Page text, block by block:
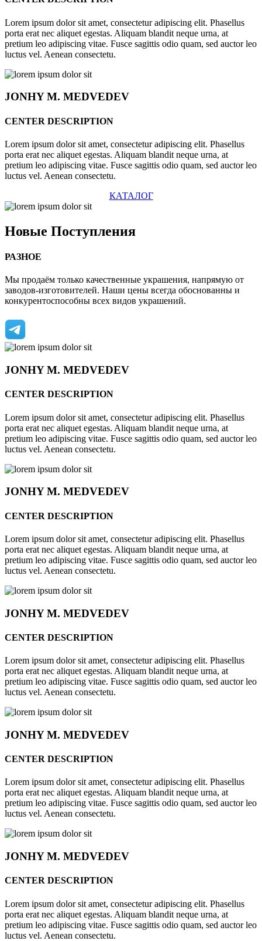
Lorem ipsum dolor sit amet, consectetur adipiscing elit. Phasellus
porta erat nec aliquet egestas. Aliquam blandit neque urna, at
pretium leo adipiscing vitae. Fusce sagittis odio quam, sed auctor leo
luctus vel. Aenean consectetu.
JONHYM. MEDVEDEV
CENTER DESCRIPTION
Lorem ipsum dolor sit amet, consectetur adipiscing elit. Phasellus
porta erat nec aliquet egestas. Aliquam blandit neque urna, at
pretium leo adipiscing vitae. Fusce sagittis odio quam, sed auctor leo
luctus vel. Aenean consectetu.
КАТАЛОГ
Новые Поступления
РАЗНОЕ
Мы продаём только качественные украшения, напрямую от
заводов-изготовителей. Наши цены всегда обоснованны и
конкурентоспособны всех видов украшений.
JONHYM. MEDVEDEV
CENTER DESCRIPTION
Lorem ipsum dolor sit amet, consectetur adipiscing elit. Phasellus
porta erat nec aliquet egestas. Aliquam blandit neque urna, at
pretium leo adipiscing vitae. Fusce sagittis odio quam, sed auctor leo
luctus vel. Aenean consectetu.
JONHYM. MEDVEDEV
CENTER DESCRIPTION
Lorem ipsum dolor sit amet, consectetur adipiscing elit. Phasellus
porta erat nec aliquet egestas. Aliquam blandit neque urna, at
pretium leo adipiscing vitae. Fusce sagittis odio quam, sed auctor leo
luctus vel. Aenean consectetu.
JONHYM. MEDVEDEV
CENTER DESCRIPTION
Lorem ipsum dolor sit amet, consectetur adipiscing elit. Phasellus
porta erat nec aliquet egestas. Aliquam blandit neque urna, at
pretium leo adipiscing vitae. Fusce sagittis odio quam, sed auctor leo
luctus vel. Aenean consectetu.
JONHYM. MEDVEDEV
CENTER DESCRIPTION
Lorem ipsum dolor sit amet, consectetur adipiscing elit. Phasellus
porta erat nec aliquet egestas. Aliquam blandit neque urna, at
pretium leo adipiscing vitae. Fusce sagittis odio quam, sed auctor leo
luctus vel. Aenean consectetu.
JONHYM. MEDVEDEV
CENTER DESCRIPTION
Lorem ipsum dolor sit amet, consectetur adipiscing elit. Phasellus
porta erat nec aliquet egestas. Aliquam blandit neque urna, at
pretium leo adipiscing vitae. Fusce sagittis odio quam, sed auctor leo
luctus vel. Aenean consectetu.